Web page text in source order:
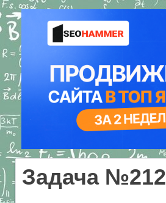
Задача №212